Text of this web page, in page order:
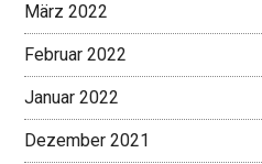
März 2022
Februar 2022
Januar 2022
Dezember 2021